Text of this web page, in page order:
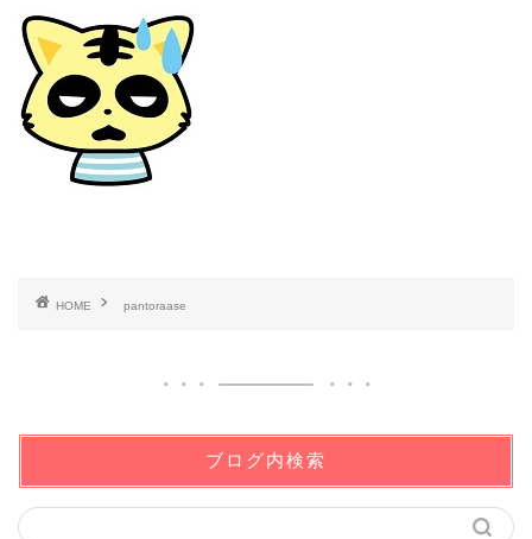
HOME pantoraase
ブログ内検索